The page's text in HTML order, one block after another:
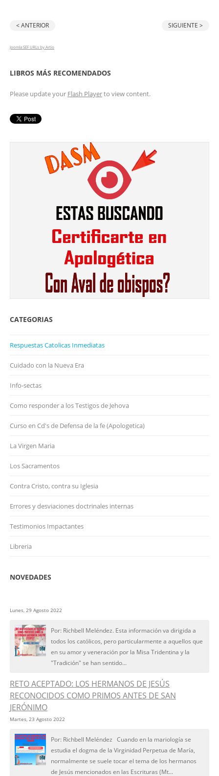
< ANTERIOR SIGUIENTE >
Joomla SEF URLs by Artio
LIBROS MÁS RECOMENDADOS
Please update your Flash Playerto view content.
CATEGORIAS
Respuestas Catolicas Inmediatas
Cuidado con la Nueva Era
Info-sectas
Como responder a los Testigos de Jehova
Curso en Cd's de Defensa de la fe (Apologetica)
La Virgen Maria
Los Sacramentos
Contra Cristo, contra su Iglesia
Errores y desviaciones doctrinales internas
Testimonios Impactantes
Libreria
NOVEDADES
Lunes, 29 Agosto 2022
Por: Richbell Meléndez. Esta información va dirigida a
todos los católicos, pero particularmente a aquellos que
en su amor y veneración por la Misa Tridentina y la
"Tradición" se han sentido...
RETO ACEPTADO: LOS HERMANOS DE JESÚS
RECONOCIDOS COMO PRIMOS ANTES DE SAN
JERÓNIMO
Martes, 23 Agosto 2022
Por: Richbell Meléndez Cuando en la mariología se
estudia el dogma de la Virginidad Perpetua de María,
normalmente se suele tocar el tema de los hermanos
de Jesús mencionados en las Escrituras (Mt...